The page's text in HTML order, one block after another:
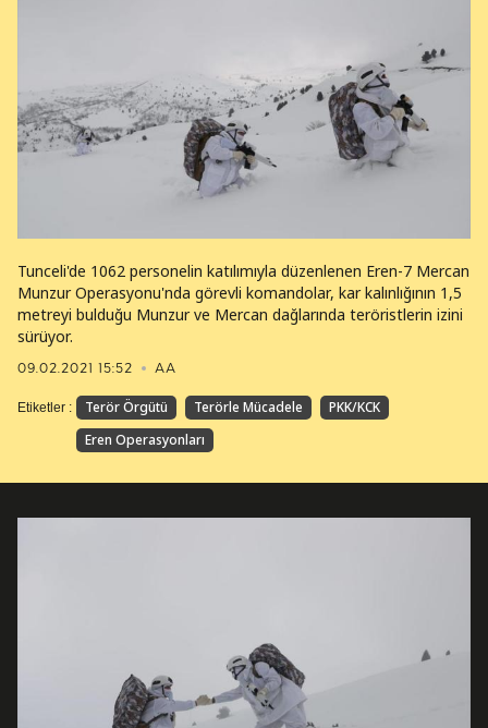
09.02.2021 15:52 AA
Tunceli'de 1062 personelin katılımıyla düzenlenen Eren-7 Mercan
Munzur Operasyonu'nda görevli komandolar, kar kalınlığının 1,5
metreyi bulduğu Munzur ve Mercan dağlarında teröristlerin izini
sürüyor.
Etiketler : Terör Örgütü Terörle Mücadele
PKK/KCK
Eren Operasyonları